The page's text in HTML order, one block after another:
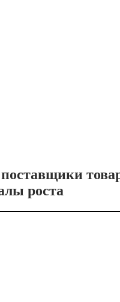
роста